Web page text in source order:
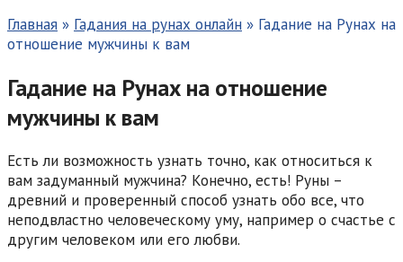
Главная » Гадания на рунах онлайн » Гадание на Рунах на
отношение мужчины к вам
Гадание на Рунах на отношение
мужчины к вам
Есть ли возможность узнать точно, как относиться к
вам задуманный мужчина? Конечно, есть! Руны –
древний и проверенный способ узнать обо все, что
неподвластно человеческому уму, например о счастье с
другим человеком или его любви.